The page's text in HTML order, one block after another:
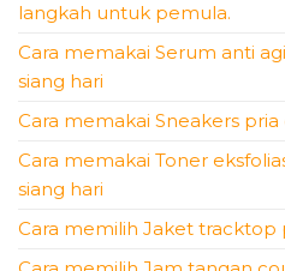
langkah untuk pemula.
Cara memakai Serum anti
siang hari
Cara memakai Sneakers
Cara memakai Toner
siang hari
Cara memilih Jaket tracktop